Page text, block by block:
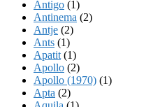
Antigo (1)
Antinema (2)
Antje (2)
Ants (1)
Apatit (1)
Apollo (2)
Apollo (1970) (1)
Apta (2)